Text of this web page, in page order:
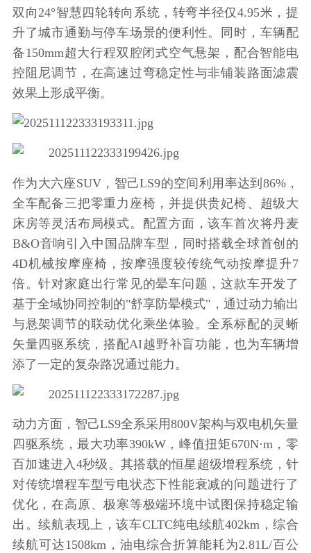
双向24°智慧四轮转向系统，转弯半径仅4.95米，提
升了城市通勤与停车场景的便利性。同时，车辆配
备150mm超大行程双腔闭式空气悬架，配合智能电
控阻尼调节，在高速过弯稳定性与非铺装路面滤震
效果上形成平衡。
作为大六座SUV，智己LS9的空间利用率达到86%，
全车配备三把零重力座椅，并提供贵妃椅、超级大
床房等灵活布局模式。配置方面，该车首次将丹麦
B&O音响引入中国品牌车型，同时搭载全球首创的
4D机械按摩座椅，按摩强度较传统气动按摩提升7
倍。针对家庭出行常见的晕车问题，这款车开发了
基于全域协同控制的"舒享防晕模式"，通过动力输出
与悬架调节的联动优化乘坐体验。全系标配的灵蜥
矢量四驱系统，搭配AI越野补盲功能，也为车辆增
添了一定的复杂路况通过能力。
动力方面，智己LS9全系采用800V架构与双电机矢量
四驱系统，最大功率390kW，峰值扭矩670N·m，零
百加速进入4秒级。其搭载的恒星超级增程系统，针
对传统增程车型亏电状态下性能衰减的问题进行了
优化，在高原、极寒等极端环境中试图保持稳定输
出。续航表现上，该车CLTC纯电续航402km，综合
续航可达1508km，油电综合折算能耗为2.81L/百公